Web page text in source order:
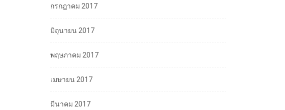
กรกฎาคม 2017
มิถุนายน 2017
พฤษภาคม 2017
เมษายน 2017
มีนาคม 2017